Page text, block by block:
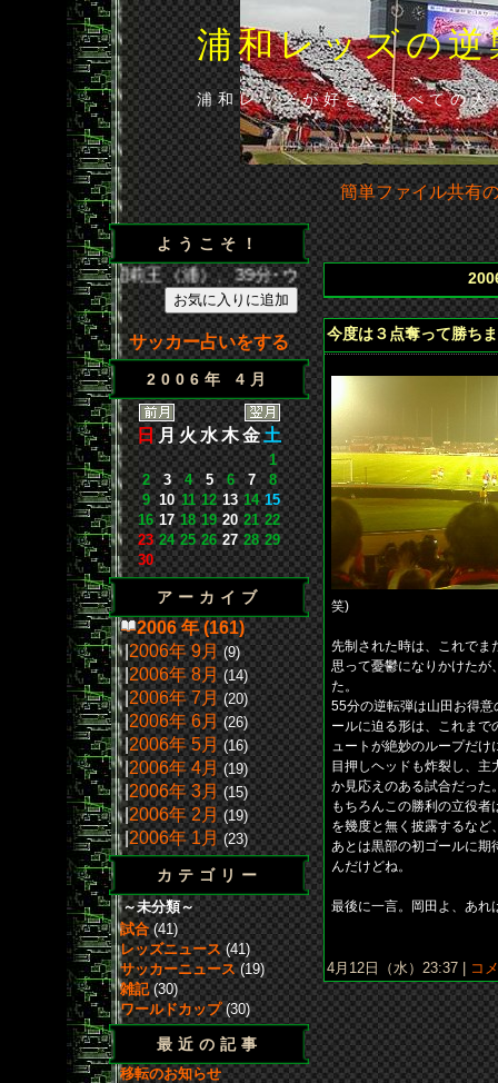
浦和レッズの
浦和レッズが好きなすべての
簡単ファイル共有
ようこそ！
35分･闘莉王（浦）、39分･ウェズレイ（広）、86分･
サッカー占いをする
2006年 4月
日 月火水木金土
1
2
3 4 5 6 7
8
9 10 11 12 13 14 15
16 17 18 19 20 21 22
23 24 25 26 27 28 29
30
アーカイブ
2006 年 (161)
|2006年 9月 (9)
|2006年 8月 (14)
|2006年 7月 (20)
|2006年 6月 (26)
|2006年 5月 (16)
|2006年 4月 (19)
|2006年 3月 (15)
|2006年 2月 (19)
|2006年 1月 (23)
カテゴリー
～未分類～
試合(41)
レッズニュース(41)
サッカーニュース(19)
雑記(30)
ワールドカップ(30)
最近の記事
移転のお知らせ
今度は３点奪って勝ち
笑)
先制された時は、これでま
思って憂鬱になりかけたが
た。
55分の逆転弾は山田お得
ールに迫る形は、これま
ュートが絶妙のループだ
目押しヘッドも炸裂し、
か見応えのある試合だった
もちろんこの勝利の立役
を幾度と無く披露するな
あとは黒部の初ゴールに
んだけどね。
最後に一言。岡田よ、あ
4月12日（水）23:37 | コ